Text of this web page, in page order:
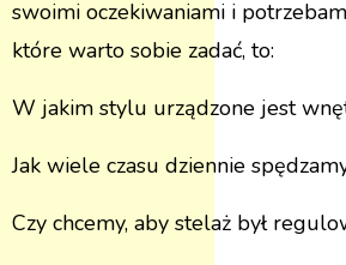
swoimi oczekiwaniami i
które warto sobie zadać, to:
W jakim stylu urządzone jest
Jak wiele czasu dziennie
Czy chcemy, aby stelaż był